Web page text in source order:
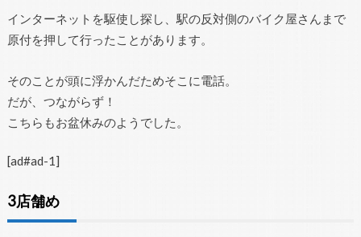
インターネットを駆使し探し、駅の反対側のバイク屋さんまで
原付を押して行ったことがあります。
そのことが頭に浮かんだためそこに電話。
だが、つながらず！
こちらもお盆休みのようでした。
[ad#ad-1]
3店舗め